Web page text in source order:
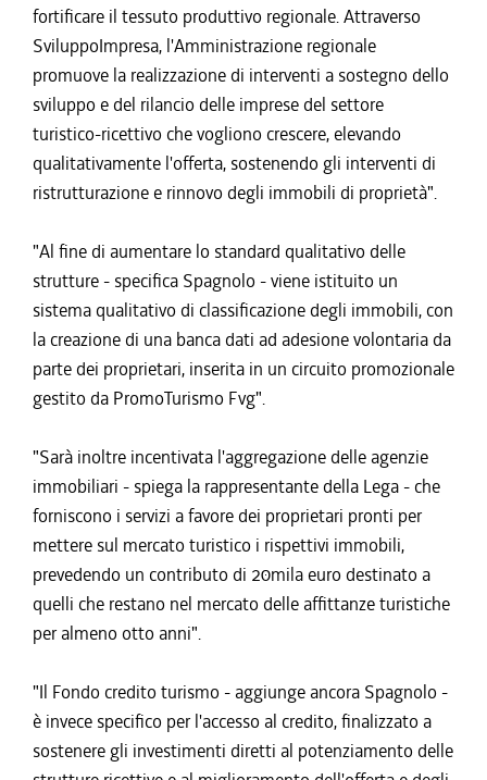
fortificare il tessuto produttivo regionale. Attraverso
SviluppoImpresa, l'Amministrazione regionale
promuove la realizzazione di interventi a sostegno dello
sviluppo e del rilancio delle imprese del settore
turistico-ricettivo che vogliono crescere, elevando
qualitativamente l'offerta, sostenendo gli interventi di
ristrutturazione e rinnovo degli immobili di proprietà".
"Al fine di aumentare lo standard qualitativo delle
strutture - specifica Spagnolo - viene istituito un
sistema qualitativo di classificazione degli immobili, con
la creazione di una banca dati ad adesione volontaria da
parte dei proprietari, inserita in un circuito promozionale
gestito da PromoTurismo Fvg".
"Sarà inoltre incentivata l'aggregazione delle agenzie
immobiliari - spiega la rappresentante della Lega - che
forniscono i servizi a favore dei proprietari pronti per
mettere sul mercato turistico i rispettivi immobili,
prevedendo un contributo di 20mila euro destinato a
quelli che restano nel mercato delle affittanze turistiche
per almeno otto anni".
"Il Fondo credito turismo - aggiunge ancora Spagnolo -
è invece specifico per l'accesso al credito, finalizzato a
sostenere gli investimenti diretti al potenziamento delle